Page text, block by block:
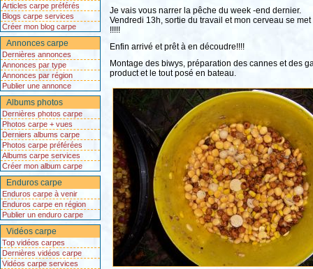
Articles carpe préférés
Blogs carpe services
Créer mon blog carpe
Annonces carpe
Dernières annonces
Annonces par type
Annonces par région
Publier une annonce
Albums photos
Dernières photos carpe
Photos carpe + vues
Derniers albums carpe
Photos carpe préférées
Albums carpe services
Créer mon album carpe
Enduros carpe
Enduros carpe à venir
Enduros carpe en région
Publier un enduro carpe
Vidéos carpe
Top vidéos carpes
Dernières vidéos carpe
Vidéos carpe services
Je vais vous narrer la pêche du week -end dernier.
Vendredi 13h, sortie du travail et mon cerveau se
!!!!!
Enfin arrivé et prêt à en découdre!!!!
Montage des biwys, préparation des cannes et des
product et le tout posé en bateau.